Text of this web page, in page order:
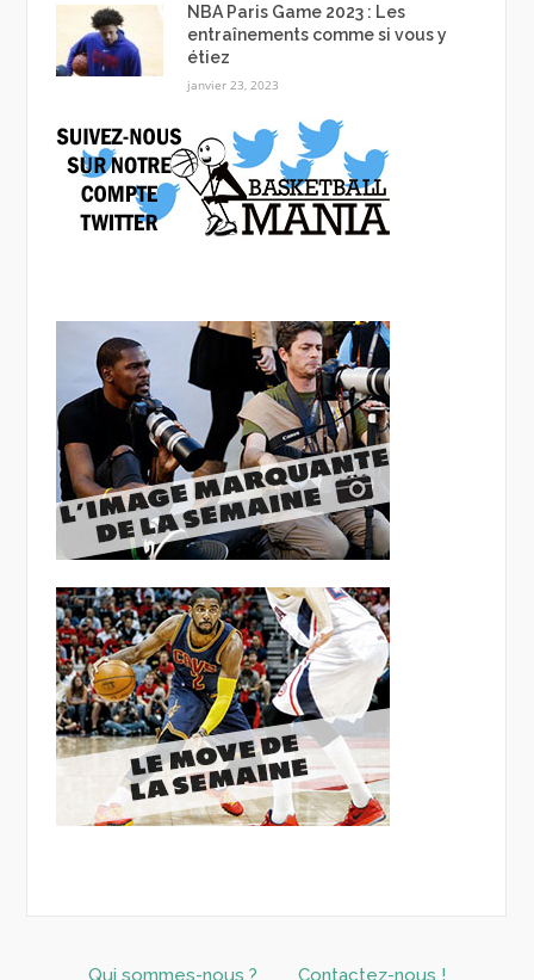
NBA Paris Game 2023 : Les
entraînements comme si vous y
étiez
janvier 23, 2023